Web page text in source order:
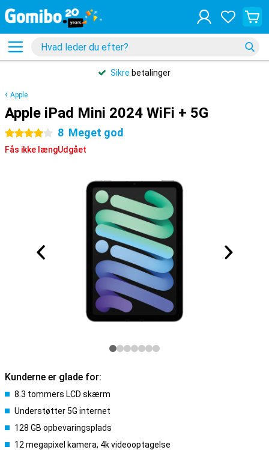
Sikre betalinger
Apple
Apple iPad Mini 2024 WiFi + 5G
4 stjerner 8 Meget god
Fås ikke længUdgået
Kunderne er glade for:
8.3 tommers LCD skærm
Understøtter 5G internet
128 GB opbevaringsplads
12 megapixel kamera, 4k videooptagelse